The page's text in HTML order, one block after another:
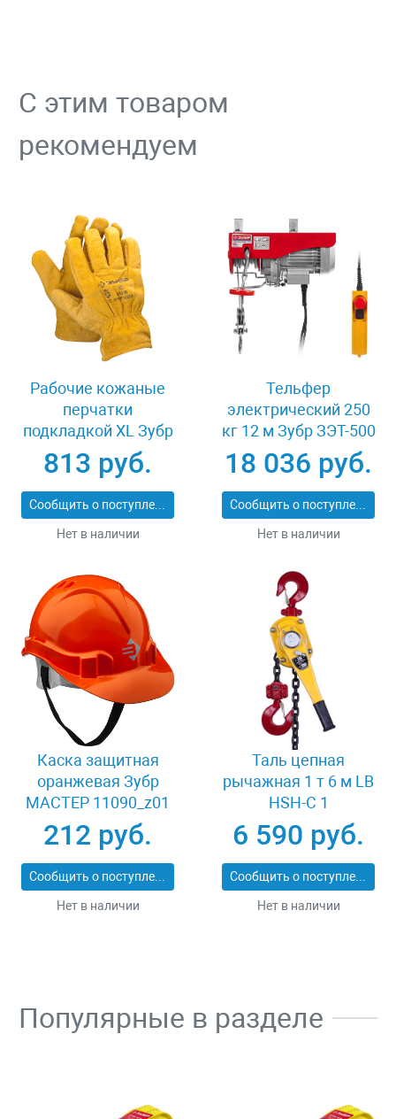
С этим товаром
рекомендуем
Рабочие кожаные
перчатки
подкладкой XL Зубр
МАСТЕР 1135-XL
813 руб.
Сообщить о поступлении
Нет в наличии
Тельфер
электрический 250
кг 12 м Зубр ЗЭТ-500
18 036 руб.
Сообщить о поступлении
Нет в наличии
Каска защитная
оранжевая Зубр
МАСТЕР 11090_z01
212 руб.
Сообщить о поступлении
Нет в наличии
Таль цепная
рычажная 1 т 6 м LB
HSH-C 1
6 590 руб.
Сообщить о поступлении
Нет в наличии
Популярные в разделе